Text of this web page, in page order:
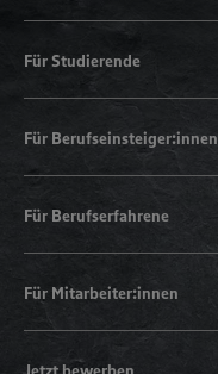
Für Studierende
Für Berufseinsteiger:innen
Für Berufserfahrene
Für Mitarbeiter:innen